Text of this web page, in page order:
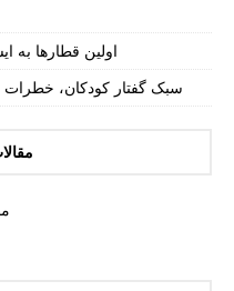
اولین قطارها به ایستگاه خط ۲۲
سبک گفتار کودکان، خطرات